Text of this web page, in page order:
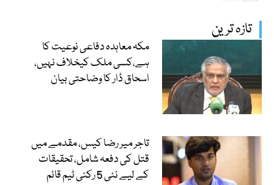
تازہ ترین
مکہ معاہدہ دفاعی نوعیت کا
ہے،کسی ملک کیخلاف نہیں،
اسحاق ڈار کا وضاحتی بیان
تاجر میر رضا کیس، مقدمے میں
قتل کی دفعہ شامل، تحقیقات
کے لیے نئی 5 رکنی ٹیم قائم